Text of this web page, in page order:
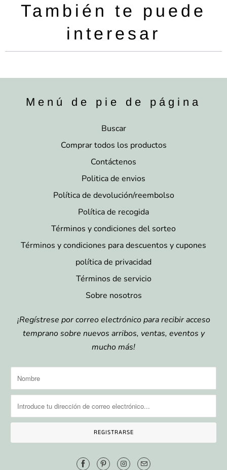
También te puede
interesar
Menú de pie de página
Buscar
Comprar todos los productos
Contáctenos
Politica de envios
Política de devolución/reembolso
Política de recogida
Términos y condiciones del sorteo
Términos y condiciones para descuentos y cupones
política de privacidad
Términos de servicio
Sobre nosotros
¡Regístrese por correo electrónico para recibir acceso
temprano sobre nuevos arribos, ventas, eventos y
mucho más!